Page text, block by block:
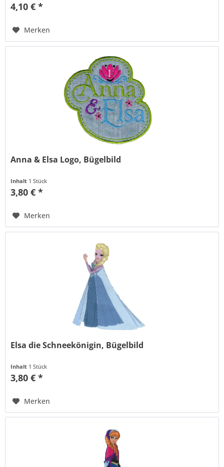
4,10 € *
Merken
Anna & Elsa Logo, Bügelbild
Inhalt 1 Stück
3,80 € *
Merken
Elsa die Schneekönigin, Bügelbild
Inhalt 1 Stück
3,80 € *
Merken